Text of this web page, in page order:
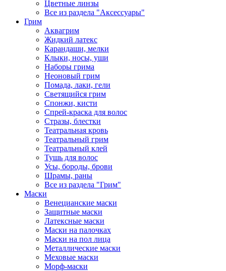
Цветные линзы
Все из раздела "Аксессуары"
Грим
Аквагрим
Жидкий латекс
Карандаши, мелки
Клыки, носы, уши
Наборы грима
Неоновый грим
Помада, лаки, гели
Светящийся грим
Спонжи, кисти
Спрей-краска для волос
Стразы, блестки
Театральная кровь
Театральный грим
Театральный клей
Тушь для волос
Усы, бороды, брови
Шрамы, раны
Все из раздела "Грим"
Маски
Венецианские маски
Защитные маски
Латексные маски
Маски на палочках
Маски на пол лица
Металлические маски
Меховые маски
Морф-маски